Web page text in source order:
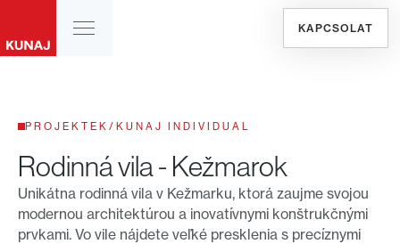
KAPCSOLAT
PROJEKTEK / KUNAJ INDIVIDUAL
Rodinná vila - Kežmarok
Unikátna rodinná vila v Kežmarku, ktorá zaujme svojou
modernou architektúrou a inovatívnymi konštrukčnými
prvkami. Vo vile nájdete veľké presklenia s precíznymi